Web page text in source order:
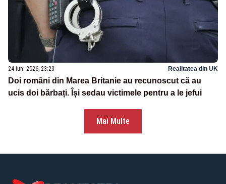
24 iun. 2026, 23:23 Realitatea din UK
Doi români din Marea Britanie au recunoscut că au
ucis doi bărbați. Își sedau victimele pentru a le jefui
Mai Multe